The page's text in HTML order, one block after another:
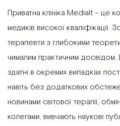
Приватна клініка Medialt - це
медиків високої
терапевти з глибокими
чималим практичним досвідом.
здатні в окремих випадках
навіть без додаткових
новинами світової терапії,
колегами, вивчають наукові